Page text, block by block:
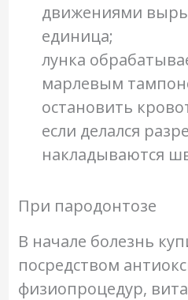
движениями
единица;
лунка
марлевым
остановить
если делался
накладываются
При пародонтозе
В начале болезнь
посредством
физиопроцедур,